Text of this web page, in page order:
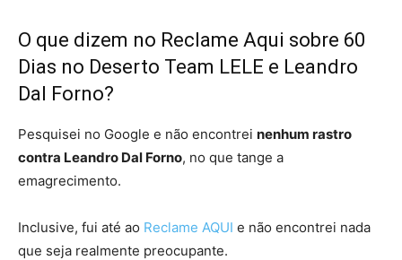
O que dizem no Reclame Aqui sobre 60
Dias no Deserto Team LELE e Leandro
Dal Forno?
Pesquisei no Google e não encontrei nenhum rastro
contra Leandro Dal Forno, no que tange a
emagrecimento.
Inclusive, fui até ao Reclame AQUI e não encontrei nada
que seja realmente preocupante.